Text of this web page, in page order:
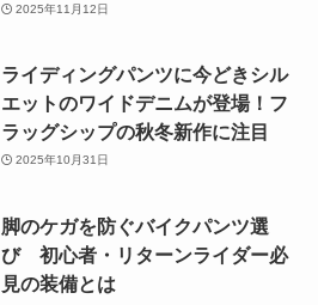
2025年11月12日
ライディングパンツに今どきシル
エットのワイドデニムが登場！フ
ラッグシップの秋冬新作に注目
2025年10月31日
脚のケガを防ぐバイクパンツ選
び 初心者・リターンライダー必
見の装備とは